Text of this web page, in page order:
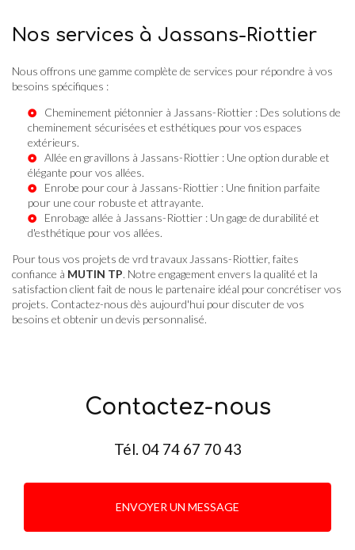
Nos services à Jassans-Riottier
Nous offrons une gamme complète de services pour répondre à vos
besoins spécifiques :
Cheminement piétonnier à Jassans-Riottier : Des solutions de
cheminement sécurisées et esthétiques pour vos espaces
extérieurs.
Allée en gravillons à Jassans-Riottier : Une option durable et
élégante pour vos allées.
Enrobe pour cour à Jassans-Riottier : Une finition parfaite
pour une cour robuste et attrayante.
Enrobage allée à Jassans-Riottier : Un gage de durabilité et
d'esthétique pour vos allées.
Pour tous vos projets de vrd travaux Jassans-Riottier, faites
confiance à MUTIN TP. Notre engagement envers la qualité et la
satisfaction client fait de nous le partenaire idéal pour concrétiser vos
projets. Contactez-nous dès aujourd'hui pour discuter de vos
besoins et obtenir un devis personnalisé.
Contactez-nous
Tél. 04 74 67 70 43
ENVOYER UN MESSAGE